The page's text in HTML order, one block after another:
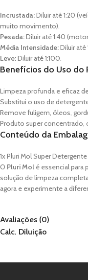
Incrustada:Diluir até 1:20
muito movimento).
Pesada:Diluir até 1:40
Média Intensidade:Diluir até
Leve:Diluir até 1:100.
Benefícios do Uso do
Limpeza profunda e eficaz
Substitui o uso de
Remove fuligem, óleos,
Produto super concentrado,
Conteúdo da
1x Pluri Mol Super Detergente
O Pluri Mol é essencial para
solução de limpeza
agora e experimente a
Avaliações (0)
Calc. Diluição